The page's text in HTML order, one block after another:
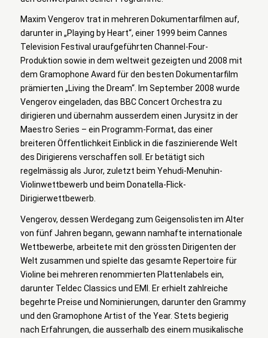
Maxim Vengerov trat in mehreren Dokumentarfilmen auf,
darunter in „Playing by Heart“, einer 1999 beim Cannes
Television Festival uraufgeführten Channel-Four-
Produktion sowie in dem weltweit gezeigten und 2008 mit
dem Gramophone Award für den besten Dokumentarfilm
prämierten „Living the Dream“. Im September 2008 wurde
Vengerov eingeladen, das BBC Concert Orchestra zu
dirigieren und übernahm ausserdem einen Jurysitz in der
Maestro Series – ein Programm-Format, das einer
breiteren Öffentlichkeit Einblick in die faszinierende Welt
des Dirigierens verschaffen soll. Er betätigt sich
regelmässig als Juror, zuletzt beim Yehudi-Menuhin-
Violinwettbewerb und beim Donatella-Flick-
Dirigierwettbewerb.
Vengerov, dessen Werdegang zum Geigensolisten im Alter
von fünf Jahren begann, gewann namhafte internationale
Wettbewerbe, arbeitete mit den grössten Dirigenten der
Welt zusammen und spielte das gesamte Repertoire für
Violine bei mehreren renommierten Plattenlabels ein,
darunter Teldec Classics und EMI. Er erhielt zahlreiche
begehrte Preise und Nominierungen, darunter den Grammy
und den Gramophone Artist of the Year. Stets begierig
nach Erfahrungen, die ausserhalb des einem musikalische